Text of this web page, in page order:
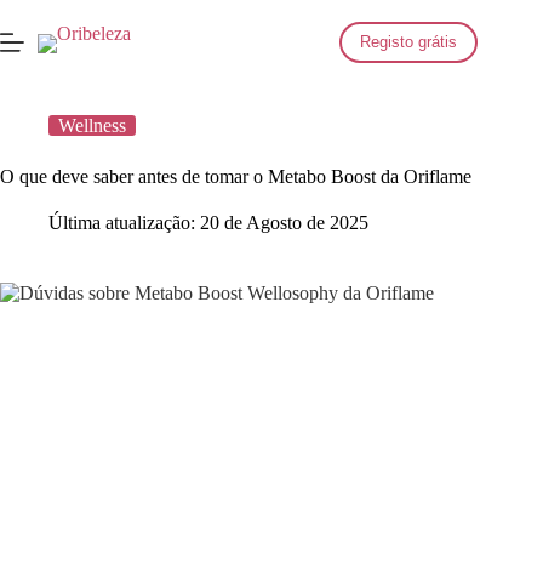
para
o
Registo grátis
Wellness
O que deve saber antes de tomar o Metabo Boost da Oriflame
Última atualização: 20 de Agosto de 2025